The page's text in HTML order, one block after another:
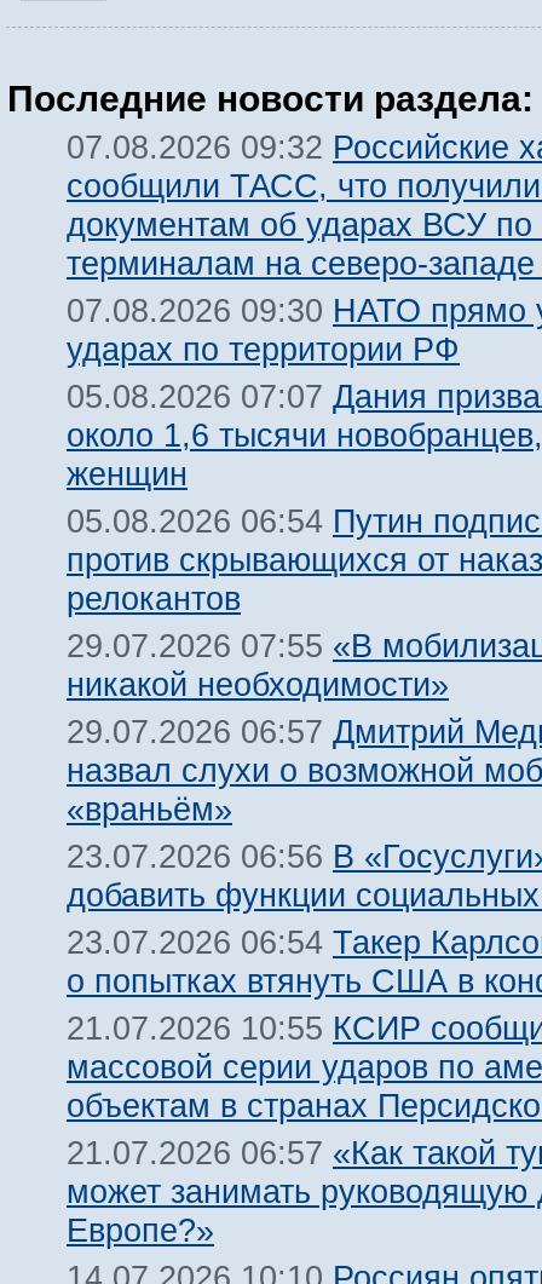
Последние новости раздела:
07.08.2026 09:32 Российские
сообщили ТАСС, что получили
документам об ударах ВСУ
терминалам на северо-
07.08.2026 09:30 НАТО прямо
ударах по территории РФ
05.08.2026 07:07 Дания
около 1,6 тысячи
женщин
05.08.2026 06:54 Путин
против скрывающихся от
релокантов
29.07.2026 07:55 «В
никакой необходимости»
29.07.2026 06:57 Дмитрий
назвал слухи о возможной
«враньём»
23.07.2026 06:56 В
добавить функции
23.07.2026 06:54 Такер
о попытках втянуть США в
21.07.2026 10:55 КСИР
массовой серии ударов по
объектам в странах
21.07.2026 06:57 «Как такой
может занимать руководящую
Европе?»